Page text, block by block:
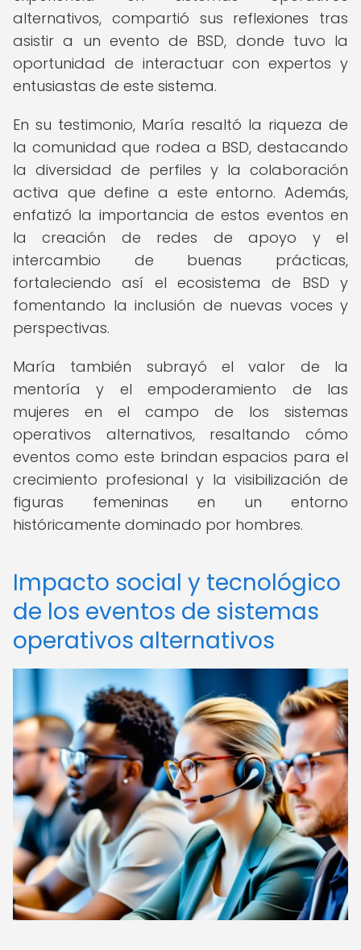
alternativos, compartió sus reflexiones tras
asistir a un evento de BSD, donde tuvo la
oportunidad de interactuar con expertos y
entusiastas de este sistema.
En su testimonio, María resaltó la riqueza de
la comunidad que rodea a BSD, destacando
la diversidad de perfiles y la colaboración
activa que define a este entorno. Además,
enfatizó la importancia de estos eventos en
la creación de redes de apoyo y el
intercambio de buenas prácticas,
fortaleciendo así el ecosistema de BSD y
fomentando la inclusión de nuevas voces y
perspectivas.
María también subrayó el valor de la
mentoría y el empoderamiento de las
mujeres en el campo de los sistemas
operativos alternativos, resaltando cómo
eventos como este brindan espacios para el
crecimiento profesional y la visibilización de
figuras femeninas en un entorno
históricamente dominado por hombres.
Impacto social y tecnológico
de los eventos de sistemas
operativos alternativos